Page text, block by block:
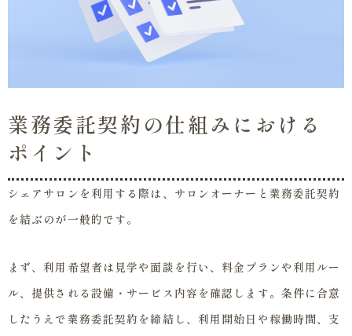
業務委託契約の仕組みにおける
ポイント
シェアサロンを利用する際は、サロンオーナーと業務委託契約
を結ぶのが一般的です。
まず、利用希望者は見学や面談を行い、料金プランや利用ルー
ル、提供される設備・サービス内容を確認します。条件に合意
したうえで業務委託契約を締結し、利用開始日や稼働時間、支